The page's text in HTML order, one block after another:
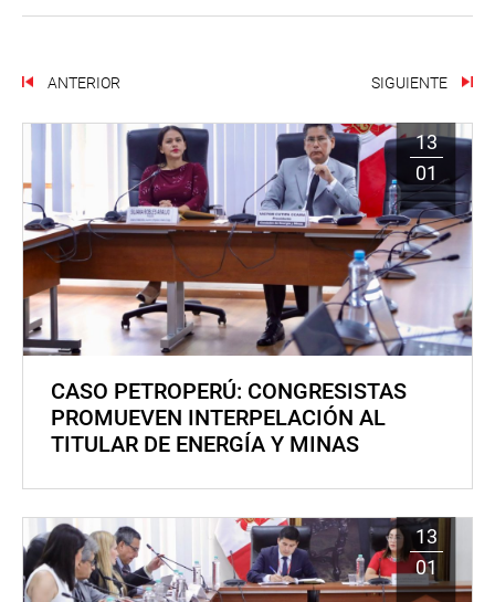
ANTERIOR SIGUIENTE
13
01
CASO PETROPERÚ: CONGRESISTAS
PROMUEVEN INTERPELACIÓN AL
TITULAR DE ENERGÍA Y MINAS
13
01